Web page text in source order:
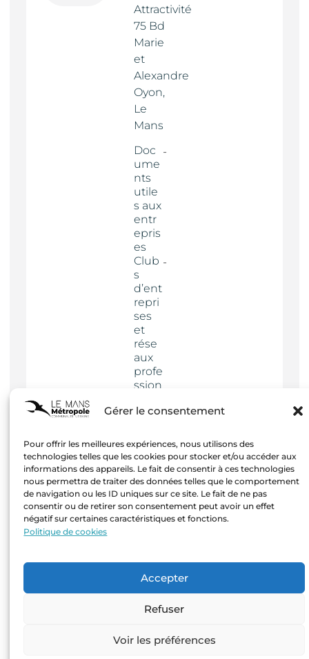
Gérer le consentement
Pour offrir les meilleures expériences, nous utilisons des
technologies telles que les cookies pour stocker et/ou accéder aux
informations des appareils. Le fait de consentir à ces technologies
nous permettra de traiter des données telles que le comportement
de navigation ou les ID uniques sur ce site. Le fait de ne pas
consentir ou de retirer son consentement peut avoir un effet
négatif sur certaines caractéristiques et fonctions.
Politique de cookies
Accepter
Refuser
Voir les préférences
Attractivité
75 Bd
Marie
et
Alexandre
Oyon,
Le
Mans
Doc
ume
nts
utile
s aux
entr
epris
es
Club
s
d’ent
repri
ses
et
rése
aux
profe
ssion
Actua
Mentions
Création
Agence
Hastone